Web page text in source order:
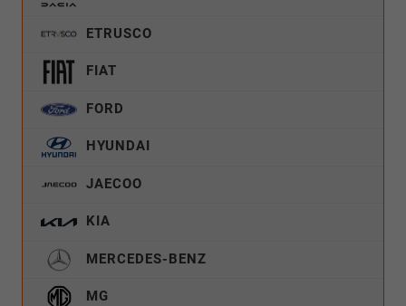
ETRUSCO
FIAT
FORD
HYUNDAI
JAECOO
KIA
MERCEDES-BENZ
MG